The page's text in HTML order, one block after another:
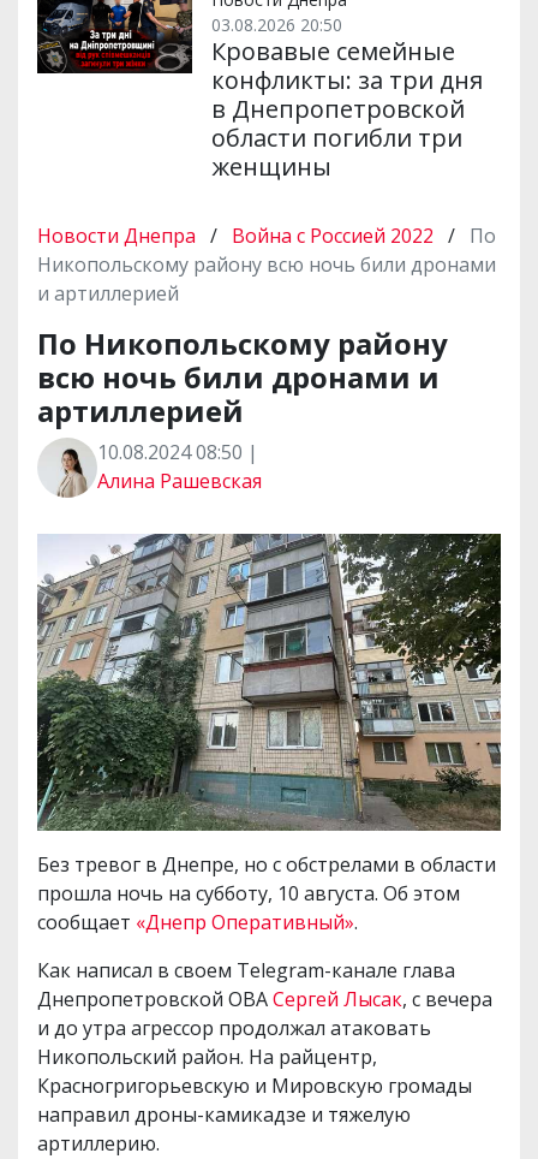
03.08.2026 20:50
Кровавые семейные
конфликты: за три дня
в Днепропетровской
области погибли три
женщины
Новости Днепра / Война с Россией 2022 / По
Никопольскому району всю ночь били дронами
и артиллерией
По Никопольскому району
всю ночь били дронами и
артиллерией
10.08.2024 08:50 |
Алина Рашевская
Без тревог в Днепре, но с обстрелами в области
прошла ночь на субботу, 10 августа. Об этом
сообщает «Днепр Оперативный».
Как написал в своем Telegram-канале глава
Днепропетровской ОВАСергей Лысак, с вечера
и до утра агрессор продолжал атаковать
Никопольский район. На райцентр,
Красногригорьевскую и Мировскую громады
направил дроны-камикадзе и тяжелую
артиллерию.